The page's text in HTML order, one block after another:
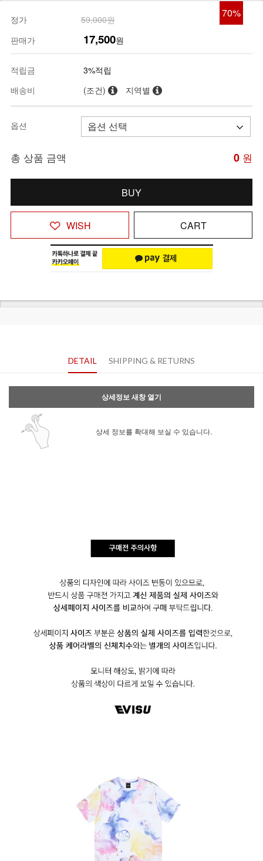
70%
정가
59,000원
판매가
17,500원
적립금
3%적립
배송비
(조건) 지역별
옵션
총 상품 금액 0 원
BUY
WISH CART
DETAIL SHIPPING & RETURNS
상세정보 새창 열기
상세 정보를 확대해 보실 수 있습니다.